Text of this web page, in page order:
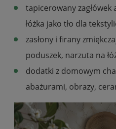
tapicerowany
łóżka jako tło dla
zasłony i firany
poduszek, narzuta na
dodatki z domowym
abażurami, obrazy,